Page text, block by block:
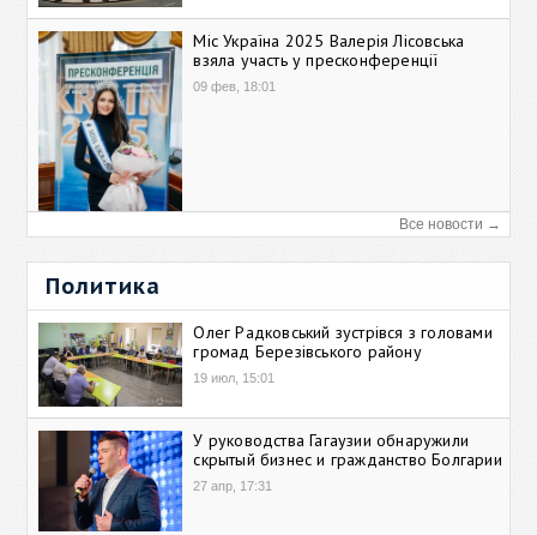
Міс Україна 2025 Валерія Лісовська
взяла участь у пресконференції
09 фев, 18:01
Все новости →
Политика
Олег Радковський зустрівся з головами
громад Березівського району
19 июл, 15:01
У руководства Гагаузии обнаружили
скрытый бизнес и гражданство Болгарии
27 апр, 17:31